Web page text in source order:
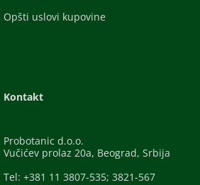
Opšti uslovi kupovine
Kontakt
Probotanic d.o.o.
Vučićev prolaz 20a, Beograd, Srbija
Tel: +381 11 3807-535; 3821-567